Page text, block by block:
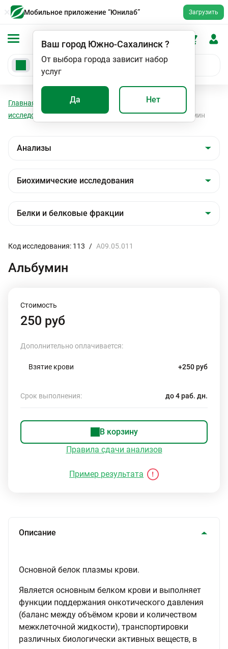
Мобильное приложение “Юнилаб” Загрузить
Ваш город Южно-Сахалинск?
От выбора города зависит набор
услуг
Да Нет
Главная Анализы
Биохимические
исследования
Белки и белковые фракции Альбумин
Код исследования: 113 / A09.05.011
Альбумин
Стоимость
250 руб
Дополнительно оплачивается:
Взятие крови +250 руб
Срок выполнения: до 4 раб. дн.
В корзину
Правила сдачи анализов
Пример результата
Описание
Основной белок плазмы крови.
Является основным белком крови и выполняет
функции поддержания онкотического давления
(баланс между объёмом крови и количеством
межклеточной жидкости), транспортировки
различных биологически активных веществ, в